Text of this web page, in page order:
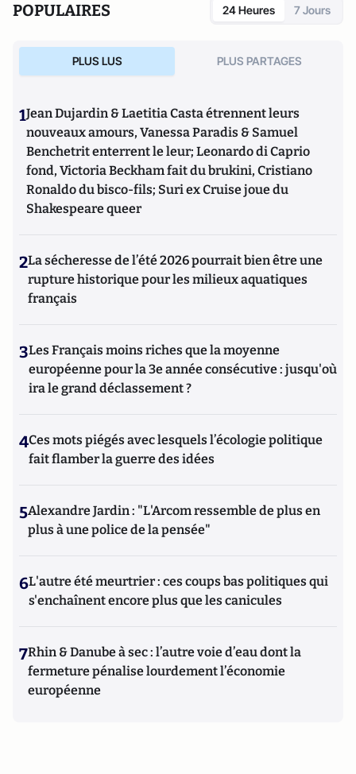
POPULAIRES 24 Heures 7 Jours
PLUS LUS PLUS PARTAGES
1Jean Dujardin & Laetitia Casta étrennent leurs
nouveaux amours, Vanessa Paradis & Samuel
Benchetrit enterrent le leur; Leonardo di Caprio
fond, Victoria Beckham fait du brukini, Cristiano
Ronaldo du bisco-fils; Suri ex Cruise joue du
Shakespeare queer
2La sécheresse de l’été 2026 pourrait bien être une
rupture historique pour les milieux aquatiques
français
3Les Français moins riches que la moyenne
européenne pour la 3e année consécutive : jusqu'où
ira le grand déclassement ?
4Ces mots piégés avec lesquels l’écologie politique
fait flamber la guerre des idées
5Alexandre Jardin : "L'Arcom ressemble de plus en
plus à une police de la pensée"
6L'autre été meurtrier : ces coups bas politiques qui
s'enchaînent encore plus que les canicules
7Rhin & Danube à sec : l’autre voie d’eau dont la
fermeture pénalise lourdement l’économie
européenne